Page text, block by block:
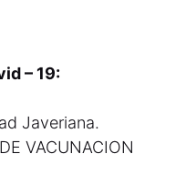
– 19:
Javeriana.
VACUNACION